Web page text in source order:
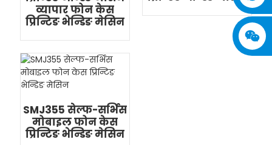
व्यापार फोन केस
प्रिन्टिङ भेन्डिङ मेसिन
SMJ355 सेल्फ-सर्भिस
मोबाइल फोन केस
प्रिन्टिङ भेन्डिङ मेसिन